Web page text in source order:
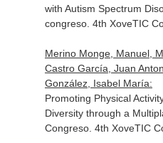
with Autism Spectrum
congreso. 4th XoveTIC
Merino Monge, Manuel,
Castro García, Juan
González, Isabel María:
Promoting Physical
Diversity through a
Congreso. 4th XoveTIC